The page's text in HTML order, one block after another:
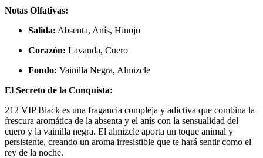
Notas Olfativas:
Salida: Absenta, Anís, Hinojo
Corazón: Lavanda, Cuero
Fondo: Vainilla Negra, Almizcle
El Secreto de la Conquista:
212 VIP Black es una fragancia compleja y adictiva que combina la
frescura aromática de la absenta y el anís con la sensualidad del
cuero y la vainilla negra. El almizcle aporta un toque animal y
persistente, creando un aroma irresistible que te hará sentir como el
rey de la noche.